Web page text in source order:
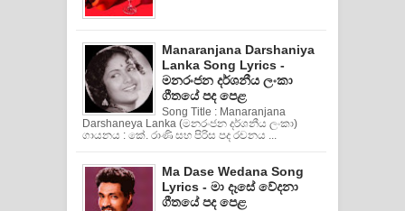
Manaranjana Darshaniya
Lanka Song Lyrics -
මනරංජන දර්ශනීය ලංකා
ගීතයේ පද පෙළ
Song Title : Manaranjana
Darshaneya Lanka (මනරංජන දර්ශනීය ලංකා)
ගායනය : කේ. රාණි සහ පිරිස පද රචනය ...
Ma Dase Wedana Song
Lyrics - මා දෑසේ වේදනා
ගීතයේ පද පෙළ